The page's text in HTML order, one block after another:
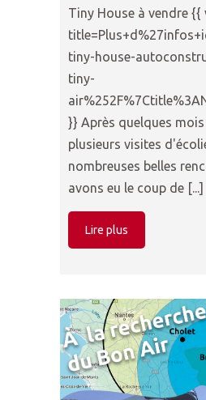
Tiny House à vendre {{
tiny-house-
tiny-
}} Après quelques mois
plusieurs visites
nombreuses belles
avons eu le coup de [...]
Lire plus